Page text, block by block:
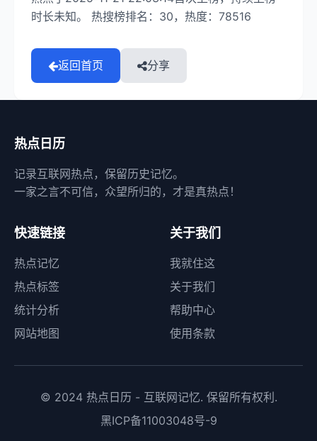
时长未知。 热搜榜排名：30，热度：78516
返回首页 分享
热点日历
记录互联网热点，保留历史记忆。
一家之言不可信，众望所归的，才是真热点！
快速链接
热点记忆
热点标签
统计分析
网站地图
关于我们
我就住这
关于我们
帮助中心
使用条款
© 2024 热点日历 - 互联网记忆. 保留所有权利.
黑ICP备11003048号-9